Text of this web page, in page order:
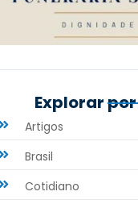
Explorar
Artigos
Brasil
Cotidiano